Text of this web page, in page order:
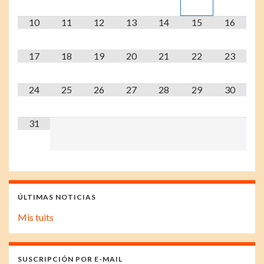
10 11 12 13 14 15 16
17 18 19 20 21 22 23
24 25 26 27 28 29 30
31
ÚLTIMAS NOTICIAS
Mis tuits
SUSCRIPCIÓN POR E-MAIL